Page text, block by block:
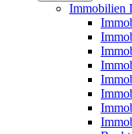
Immobilien